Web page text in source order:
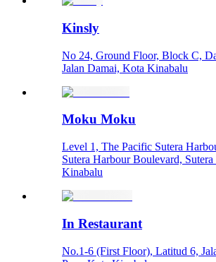
Kinsly
No 24, Ground Floor, Block C,
Jalan Damai, Kota Kinabalu
Moku Moku
Level 1, The Pacific Sutera
Sutera Harbour Boulevard,
Kinabalu
In Restaurant
No.1-6 (First Floor), Latitud 6,